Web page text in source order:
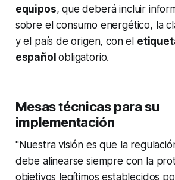
equipos, que deberá incluir
sobre el consumo energético, la
y el país de origen, con el
españolobligatorio.
Mesas técnicas para su
implementación
"Nuestra visión es que la
debe alinearse siempre con la
objetivos legítimos establecidos